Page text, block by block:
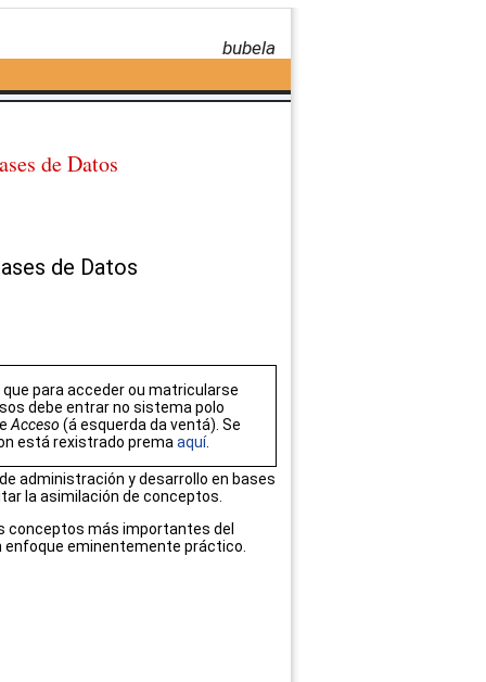
bubela
de Datos
de Datos
que para acceder ou matricularse
debe entrar no sistema polo
Acceso (á esquerda da ventá). Se
está rexistrado prema aquí.
administración y desarrollo en bases
la asimilación de conceptos.
conceptos más importantes del
enfoque eminentemente práctico.